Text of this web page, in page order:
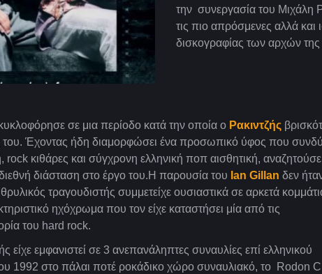
την συνεργασία του Μιχάλη
τις πιο απρόσμενες αλλά και
δισκογραφίας των αρχών της
σε μια περίοδο κατά την οποία ο Ρακιντζής
του. Έχοντας ήδη διαμορφώσει ένα προσωπικό ύφος που
κιθάρες και σύγχρονη ελληνική ποπ αισθητική, αναζητούσε
διάσταση στο έργο του.Η παρουσία του Ian Gillan δεν
τραγουδιστής συμμετείχε ουσιαστικά σε αρκετά
ηχόχρωμα που τον είχε καταστήσει μία από τις
του hard rock.
είχε εμφανιστεί σε 3 ανεπανάληπτες συναυλίες επί ελληνικού
1992 στο πάλαι ποτέ ροκάδικο χώρο συναυλιακό, το Rodon